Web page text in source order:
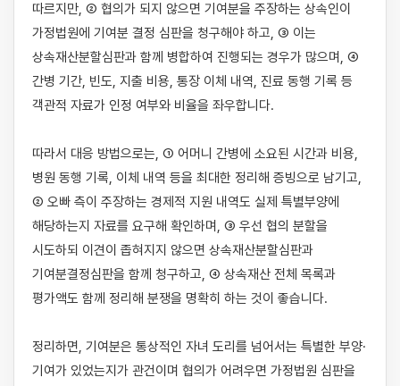
따르지만, ② 협의가 되지 않으면 기여분을 주장하는 상속인이
가정법원에 기여분 결정 심판을 청구해야 하고, ③ 이는
상속재산분할심판과 함께 병합하여 진행되는 경우가 많으며, ④
간병 기간, 빈도, 지출 비용, 통장 이체 내역, 진료 동행 기록 등
객관적 자료가 인정 여부와 비율을 좌우합니다.
따라서 대응 방법으로는, ① 어머니 간병에 소요된 시간과 비용,
병원 동행 기록, 이체 내역 등을 최대한 정리해 증빙으로 남기고,
② 오빠 측이 주장하는 경제적 지원 내역도 실제 특별부양에
해당하는지 자료를 요구해 확인하며, ③ 우선 협의 분할을
시도하되 이견이 좁혀지지 않으면 상속재산분할심판과
기여분결정심판을 함께 청구하고, ④ 상속재산 전체 목록과
평가액도 함께 정리해 분쟁을 명확히 하는 것이 좋습니다.
정리하면, 기여분은 통상적인 자녀 도리를 넘어서는 특별한 부양·
기여가 있었는지가 관건이며 협의가 어려우면 가정법원 심판을